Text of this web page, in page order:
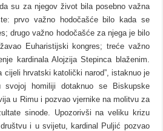
su za njegov život bila posebno važna
prvo važno hodočašće bilo kada se
drugo važno hodočašće za njega je bilo
Euharistijski kongres; treće važno
kardinala Alojzija Stepinca blaženim.
cijeli hrvatski katolički narod”, istaknuo je
svojoj homiliji dotaknuo se Biskupske
u Rimu i pozvao vjernike na molitvu za
sinode. Upozorivši na veliku krizu
i u svijetu, kardinal Puljić pozvao